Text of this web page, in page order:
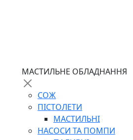
МАСТИЛЬНЕ ОБЛАДНАННЯ
СОЖ
ПІСТОЛЕТИ
МАСТИЛЬНІ
НАСОСИ ТА ПОМПИ